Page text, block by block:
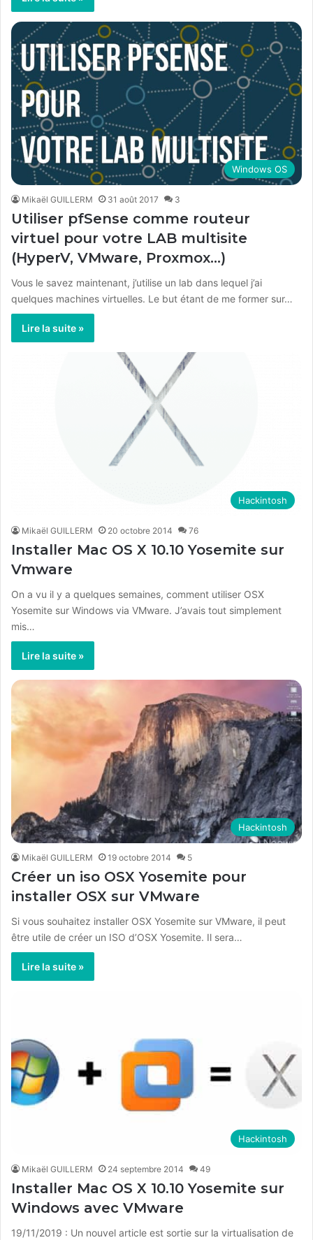
Windows OS
Mikaël GUILLERM 31 août 2017 3
Utiliser pfSense comme routeur
virtuel pour votre LAB multisite
(HyperV, VMware, Proxmox…)
Vous le savez maintenant, j’utilise un lab dans lequel j’ai
quelques machines virtuelles. Le but étant de me former sur…
Lire la suite »
Hackintosh
Mikaël GUILLERM 20 octobre 2014 76
Installer Mac OS X 10.10 Yosemite sur
Vmware
On a vu il y a quelques semaines, comment utiliser OSX
Yosemite sur Windows via VMware. J’avais tout simplement
mis…
Lire la suite »
Hackintosh
Mikaël GUILLERM 19 octobre 2014 5
Créer un iso OSX Yosemite pour
installer OSX sur VMware
Si vous souhaitez installer OSX Yosemite sur VMware, il peut
être utile de créer un ISO d’OSX Yosemite. Il sera…
Lire la suite »
Hackintosh
Mikaël GUILLERM 24 septembre 2014 49
Installer Mac OS X 10.10 Yosemite sur
Windows avec VMware
19/11/2019 : Un nouvel article est sortie sur la virtualisation de